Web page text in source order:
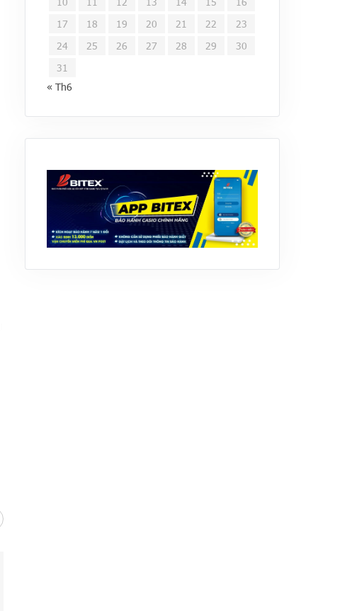
17
18 19 20 21 22
23
24
25 26 27 28 29
30
31
« Th6